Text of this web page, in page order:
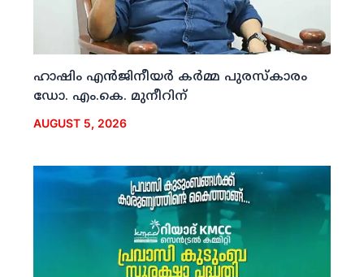
ഹാഷിം എന്‍ജിനീയര്‍ കര്‍മ്മ പുരസ്‌കാരം
ഡോ. എം.കെ. മുനീറിന്
AUGUST 5, 2026